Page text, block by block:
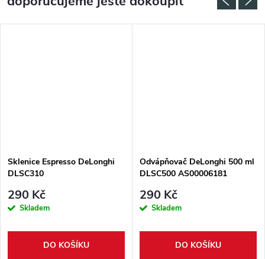
Sklenice Espresso DeLonghi
DLSC310
290 Kč
Skladem
DO KOŠÍKU
Odvápňovač DeLonghi 500 ml
DLSC500 AS00006181
290 Kč
Skladem
DO KOŠÍKU